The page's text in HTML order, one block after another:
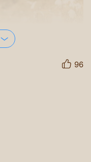
96